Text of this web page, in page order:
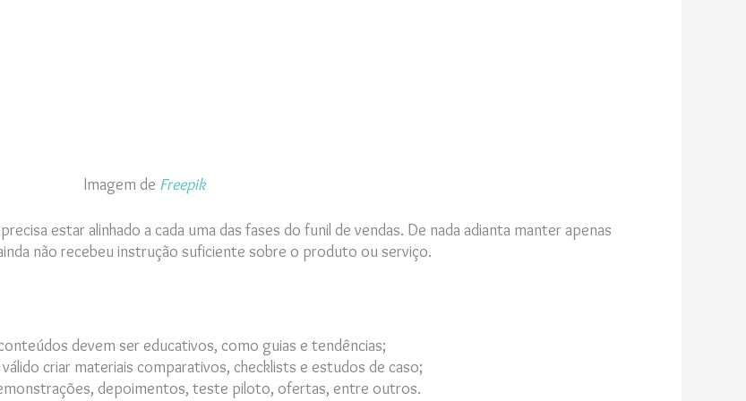
Imagem de Freepik
estar alinhado a cada uma das fases do funil de vendas. De nada adianta manter apenas
não recebeu instrução suficiente sobre o produto ou serviço.
devem ser educativos, como guias e tendências;
criar materiais comparativos, checklists e estudos de caso;
depoimentos, teste piloto, ofertas, entre outros.